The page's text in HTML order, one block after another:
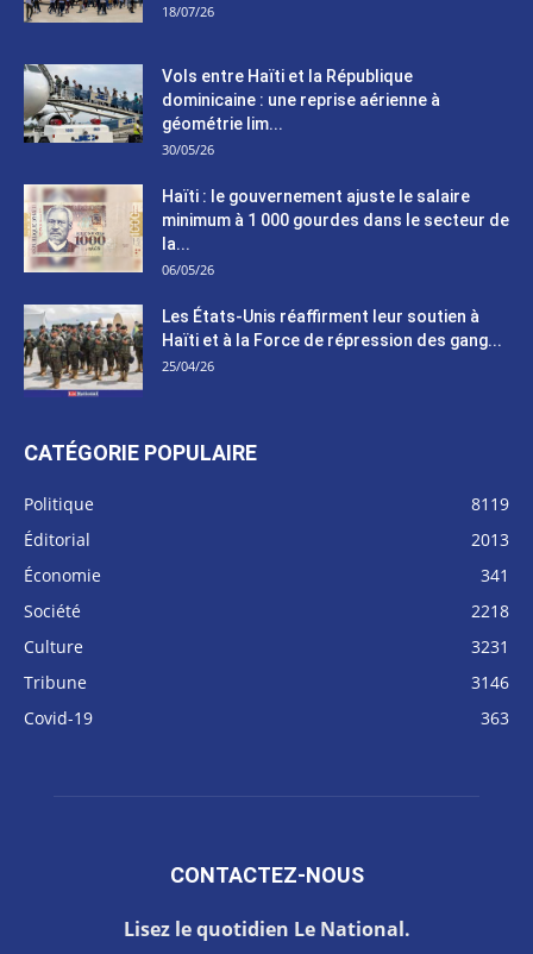
18/07/26
Vols entre Haïti et la République
dominicaine : une reprise aérienne à
géométrie lim...
30/05/26
Haïti : le gouvernement ajuste le salaire
minimum à 1 000 gourdes dans le secteur de
la...
06/05/26
Les États-Unis réaffirment leur soutien à
Haïti et à la Force de répression des gang...
25/04/26
CATÉGORIE POPULAIRE
Politique
8119
Éditorial
2013
Économie
341
Société
2218
Culture
3231
Tribune
3146
Covid-19
363
CONTACTEZ-NOUS
Lisez le quotidien Le National.